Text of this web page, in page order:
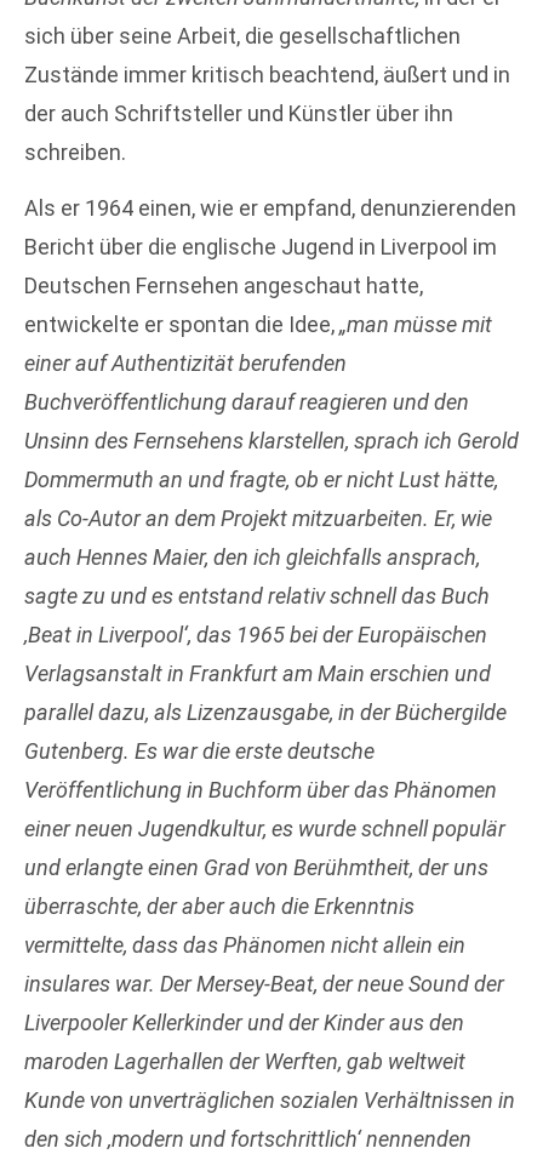
sich über seine Arbeit, die gesellschaftlichen
Zustände immer kritisch beachtend, äußert und in
der auch Schriftsteller und Künstler über ihn
schreiben.
Als er 1964 einen, wie er empfand, denunzierenden
Bericht über die englische Jugend in Liverpool im
Deutschen Fernsehen angeschaut hatte,
entwickelte er spontan die Idee,„man müsse mit
einer auf Authentizität berufenden
Buchveröffentlichung darauf reagieren und den
Unsinn des Fernsehens klarstellen, sprach ich Gerold
Dommermuth an und fragte, ob er nicht Lust hätte,
als Co-Autor an dem Projekt mitzuarbeiten. Er, wie
auch Hennes Maier, den ich gleichfalls ansprach,
sagte zu und es entstand relativ schnell das Buch
‚Beat in Liverpool‘, das 1965 bei der Europäischen
Verlagsanstalt in Frankfurt am Main erschien und
parallel dazu, als Lizenzausgabe, in der Büchergilde
Gutenberg. Es war die erste deutsche
Veröffentlichung in Buchform über das Phänomen
einer neuen Jugendkultur, es wurde schnell populär
und erlangte einen Grad von Berühmtheit, der uns
überraschte, der aber auch die Erkenntnis
vermittelte, dass das Phänomen nicht allein ein
insulares war. Der Mersey-Beat, der neue Sound der
Liverpooler Kellerkinder und der Kinder aus den
maroden Lagerhallen der Werften, gab weltweit
Kunde von unverträglichen sozialen Verhältnissen in
den sich ‚modern und fortschrittlich‘ nennenden